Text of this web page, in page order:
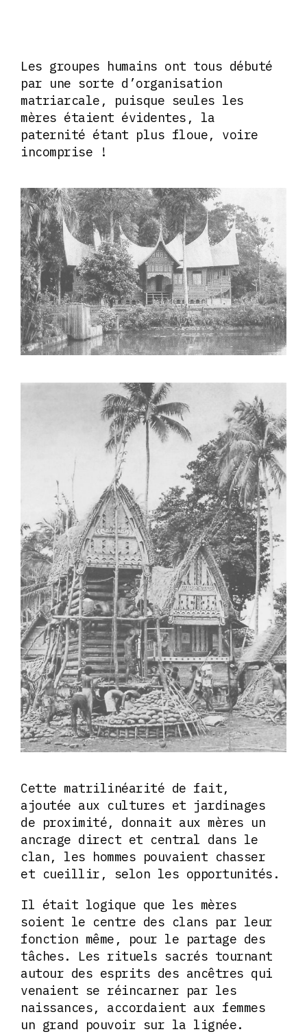
Les groupes humains ont tous débuté
par une sorte d’organisation
matriarcale, puisque seules les
mères étaient évidentes, la
paternité étant plus floue, voire
incomprise !
Cette matrilinéarité de fait,
ajoutée aux cultures et jardinages
de proximité, donnait aux mères un
ancrage direct et central dans le
clan, les hommes pouvaient chasser
et cueillir, selon les opportunités.
Il était logique que les mères
soient le centre des clans par leur
fonction même, pour le partage des
tâches. Les rituels sacrés tournant
autour des esprits des ancêtres qui
venaient se réincarner par les
naissances, accordaient aux femmes
un grand pouvoir sur la lignée.